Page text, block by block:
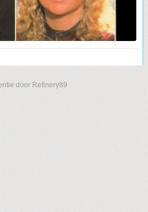
door Refinery89